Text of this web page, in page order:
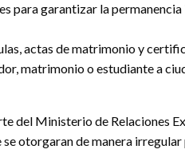
garantizar la
actas de matrimonio y
matrimonio o estudiante a
del Ministerio de Relaciones
otorgaran de manera